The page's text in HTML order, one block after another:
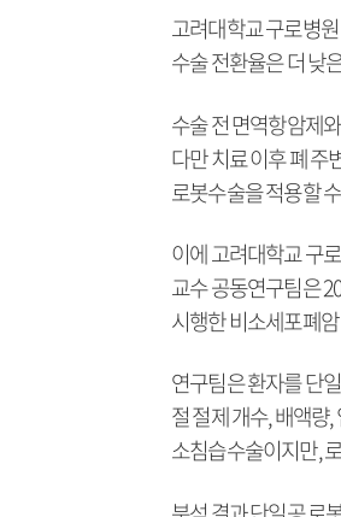
고려대학교 구로병
수술 전환율은 더 낮
수술 전 면역항암제
다만 치료 이후 폐
로봇수술을 적용할
이에 고려대학교 구
교수 공동연구팀은
시행한 비소세포폐
연구팀은 환자를 단
절 절제 개수, 배액량
소침습수술이지만,